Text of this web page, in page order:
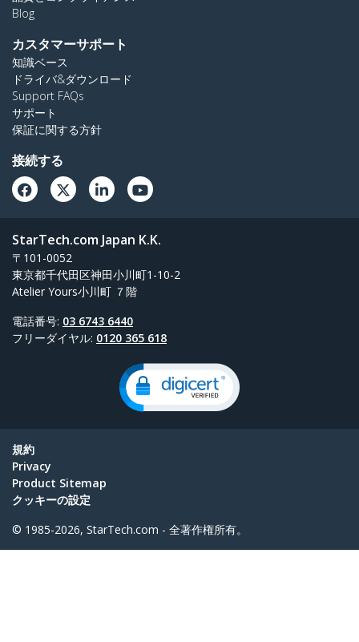
Blog
カスタマーサポート
知識ベース
ドライバ&ダウンロード
Support FAQs
サポート
保証に関する方針
接続する
StarTech.com Japan K.K.
〒101-0052
東京都千代田区神田小川町1-10-2
Atelier Yours小川町 ７階
電話番号: 03 6743 6440
フリーダイヤル: 0120 365 618
規約
Privacy
Product Sitemap
クッキーの設定
© 1985-2026, StarTech.com - 全著作権所有。